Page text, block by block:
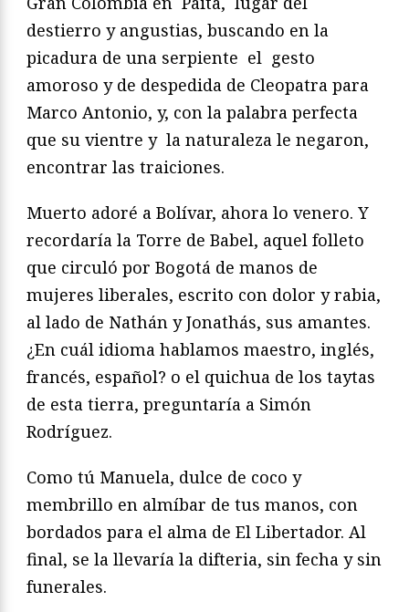
destierro y angustias, buscando en la
picadura de una serpiente el gesto
amoroso y de despedida de Cleopatra para
Marco Antonio, y, con la palabra perfecta
que su vientre y la naturaleza le negaron,
encontrar las traiciones.
Muerto adoré a Bolívar, ahora lo venero. Y
recordaría la Torre de Babel, aquel folleto
que circuló por Bogotá de manos de
mujeres liberales, escrito con dolor y rabia,
al lado de Nathán y Jonathás, sus amantes.
¿En cuál idioma hablamos maestro, inglés,
francés, español? o el quichua de los taytas
de esta tierra, preguntaría a Simón
Rodríguez.
Como tú Manuela, dulce de coco y
membrillo en almíbar de tus manos, con
bordados para el alma de El Libertador. Al
final, se la llevaría la difteria, sin fecha y sin
funerales.